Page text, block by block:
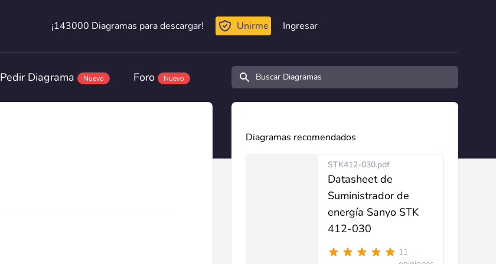
¡143000 Diagramas para descargar!
¡143000 Diagramas para descargar! Unirme Ingresar
Pedir Diagrama Nuevo Foro Nuevo Buscar diagramas y manuales
Diagramas recomendados
STK412-030.pdf
Datasheet de
Suministrador de
energía Sanyo STK
412-030
11